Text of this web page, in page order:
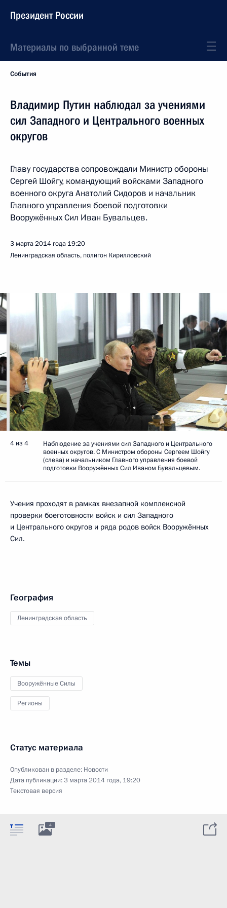
Президент России
Материалы по выбранной теме
События
Владимир Путин наблюдал за учениями
сил Западного и Центрального военных
округов
Главу государства сопровождали Министр обороны
Сергей Шойгу, командующий войсками Западного
военного округа Анатолий Сидоров и начальник
Главного управления боевой подготовки
Вооружённых Сил Иван Бувальцев.
3 марта 2014 года 19:20
Ленинградская область, полигон Кирилловский
4 из 4
Наблюдение за учениями сил Западного и Центрального
военных округов. С Министром обороны Сергеем Шойгу
(слева) и начальником Главного управления боевой
подготовки Вооружённых Сил Иваном Бувальцевым.
Учения проходят в рамках внезапной комплексной
проверки боеготовности войск и сил Западного
и Центрального округов и ряда родов войск Вооружённых
Сил.
География
Ленинградская область
Темы
Вооружённые Силы
Регионы
Статус материала
Опубликован в разделе: Новости
Дата публикации:3 марта 2014 года, 19:20
Текстовая версия
4